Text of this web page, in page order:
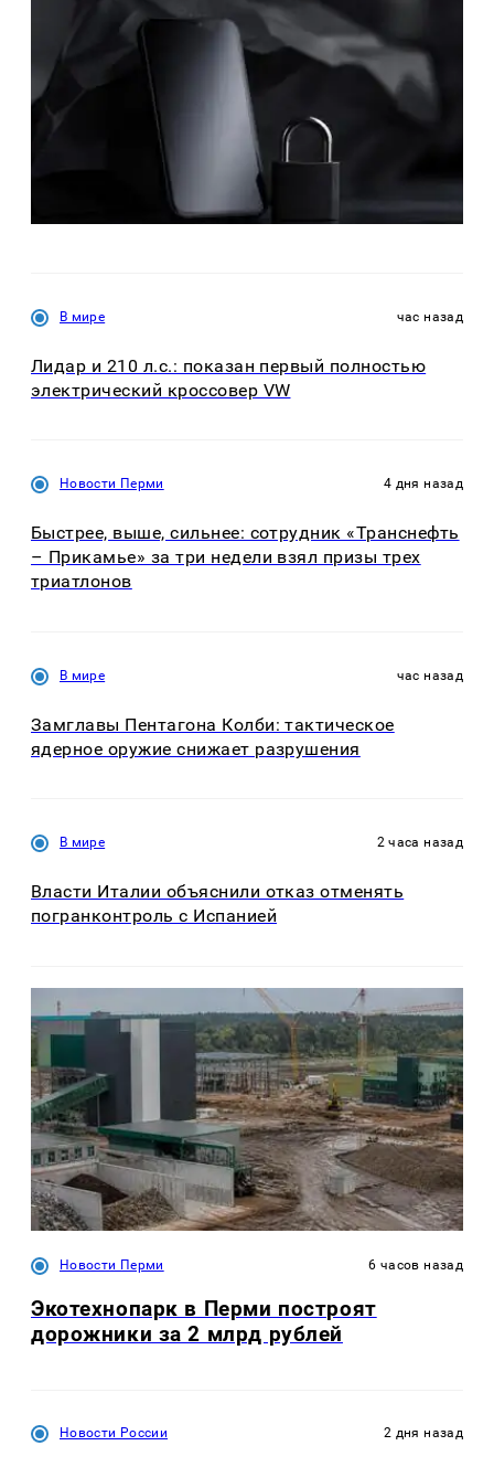
В мире час назад
Лидар и 210 л.с.: показан первый полностью
электрический кроссовер VW
Новости Перми 4 дня назад
Быстрее, выше, сильнее: сотрудник «Транснефть
– Прикамье» за три недели взял призы трех
триатлонов
В мире час назад
Замглавы Пентагона Колби: тактическое
ядерное оружие снижает разрушения
В мире 2 часа назад
Власти Италии объяснили отказ отменять
погранконтроль с Испанией
Новости Перми 6 часов назад
Экотехнопарк в Перми построят
дорожники за 2 млрд рублей
Новости России 2 дня назад